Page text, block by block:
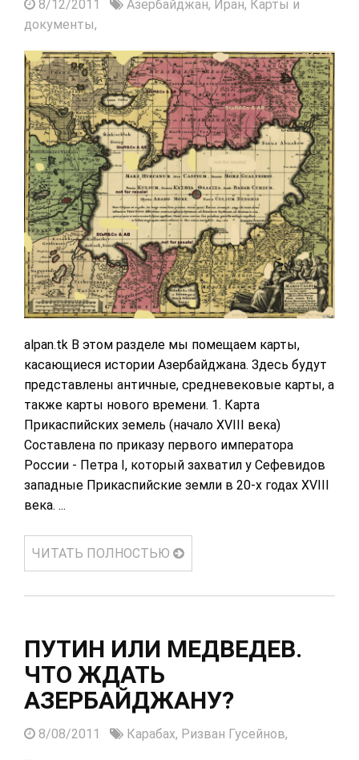
8/12/2011 Азербайджан, Иран, Карты и
документы,
alpan.tk В этом разделе мы помещаем карты,
касающиеся истории Азербайджана. Здесь будут
представлены античные, средневековые карты, а
также карты нового времени. 1. Карта
Прикаспийских земель (начало XVIII века)
Составлена по приказу первого императора
России - Петра I, который захватил у Сефевидов
западные Прикаспийские земли в 20-х годах XVIII
века. ...
ЧИТАТЬ ПОЛНОСТЬЮ
ПУТИН ИЛИ МЕДВЕДЕВ.
ЧТО ЖДАТЬ
АЗЕРБАЙДЖАНУ?
8/08/2011 Карабах, Ризван Гусейнов,